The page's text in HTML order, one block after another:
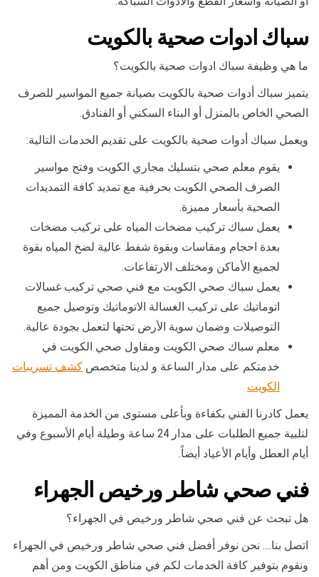
سباك ادوات صحية بالكويت
ما هي وظيفة سباك ادوات صحية بالكويت؟
يتميز سباك أدوات صحية بالكويت بصيانة جميع المواسير للصرف
الصحي الخاص بالمنزل أو البناء السكني أو الفنادق.
ويعمل سباك أدوات صحية بالكويت على تقديم الخدمات التالية:
يقوم معلم صحي بتسليك مجاري الكويت وفتح مواسير
الصرف الصحي الكويت بحرفية مع تمديد كافة التمديدات
الصحية بأسعار مميزة.
يعمل سباك تركيب مضخات المياه على تركيب مضخات
بعدة احجام ومقاسات وبقوة شفط عالية لضخ المياه بقوة
لجميع الأماكن ومختلف الارتفاعات.
يعمل سباك صحي الكويت مع فني صحي تركيب غسالات
اتوماتيك على تركيب الغسالة الاتوماتيك وتوصيل جميع
التوصيلات وضمان سوية الأرض تحتها لتعمل بجودة عالية.
معلم سباك صحي الكويت ومقاول صحي الكويت في
خدمتكم على مدار الساعة و لدينا متخصص كشف تسريبات
الكويت
يعمل كادرنا الفني بكفاءة وبأعلى مستوى من الخدمة المميزة
لتلبية جميع الطلبات على مدار 24 ساعة وطيلة أيام الأسبوع وفي
أيام العطل وأيام الأعياد أيضاً.
فني صحي شاطر ورخيص الجهراء
هل تبحث عن فني صحي شاطر ورخيص في الجهراء؟
اتصل بنا…. نحن نوفر أفضل فني صحي شاطر ورخيص في الجهراء
ونقوم بتوفير كافة الخدمات لكم في مناطق الكويت ومن أهم